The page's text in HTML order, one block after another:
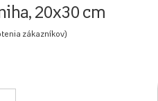
20x30 cm
zákazníkov)